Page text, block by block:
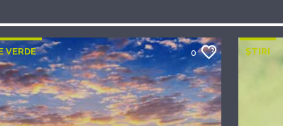
VERDE 0 ȘTIRI